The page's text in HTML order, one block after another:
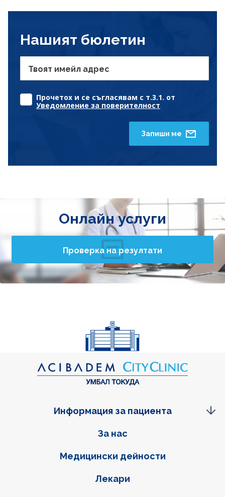
Нашият бюлетин
Твоят имейл адрес
Прочетох и се съгласявам с т.3.1. от
Уведомление за поверителност
Запиши ме
Онлайн услуги
Проверка на резултати
Фуутер навигация
За нас
Медицински дейности
Лекари
Информация за пациента